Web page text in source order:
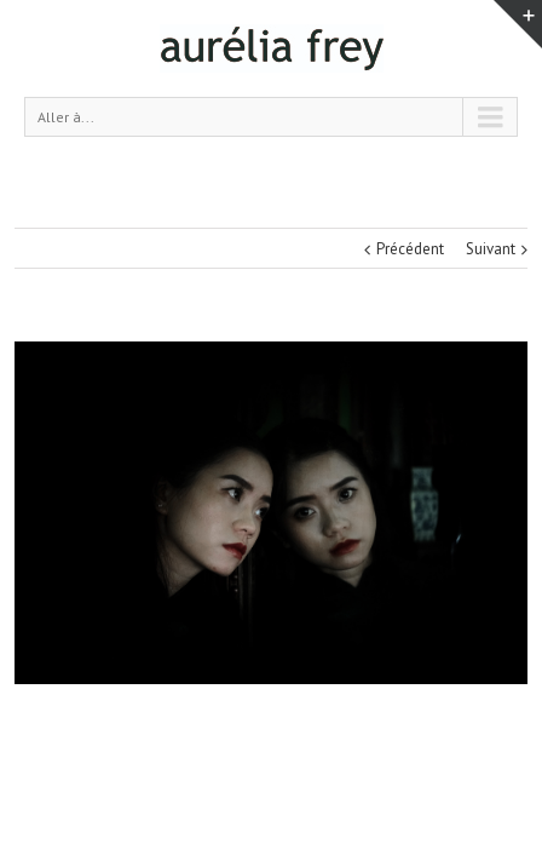
Aller à...
Précédent Suivant